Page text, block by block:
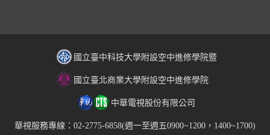
國立臺中科技大學附設空中進修學院暨
國立臺北商業大學附設空中進修學院
中華電視股份有限公司
華視服務專線：02-2775-6858(週一至週五0900~1200，1400~1700)